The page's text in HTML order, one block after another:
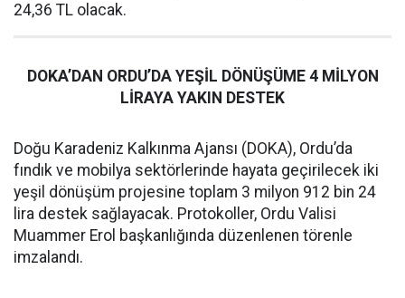
24,36 TL olacak.
DOKA’DAN ORDU’DA YEŞİL DÖNÜŞÜME 4 MİLYON
LİRAYA YAKIN DESTEK
Doğu Karadeniz Kalkınma Ajansı (DOKA), Ordu’da
fındık ve mobilya sektörlerinde hayata geçirilecek iki
yeşil dönüşüm projesine toplam 3 milyon 912 bin 24
lira destek sağlayacak. Protokoller, Ordu Valisi
Muammer Erol başkanlığında düzenlenen törenle
imzalandı.